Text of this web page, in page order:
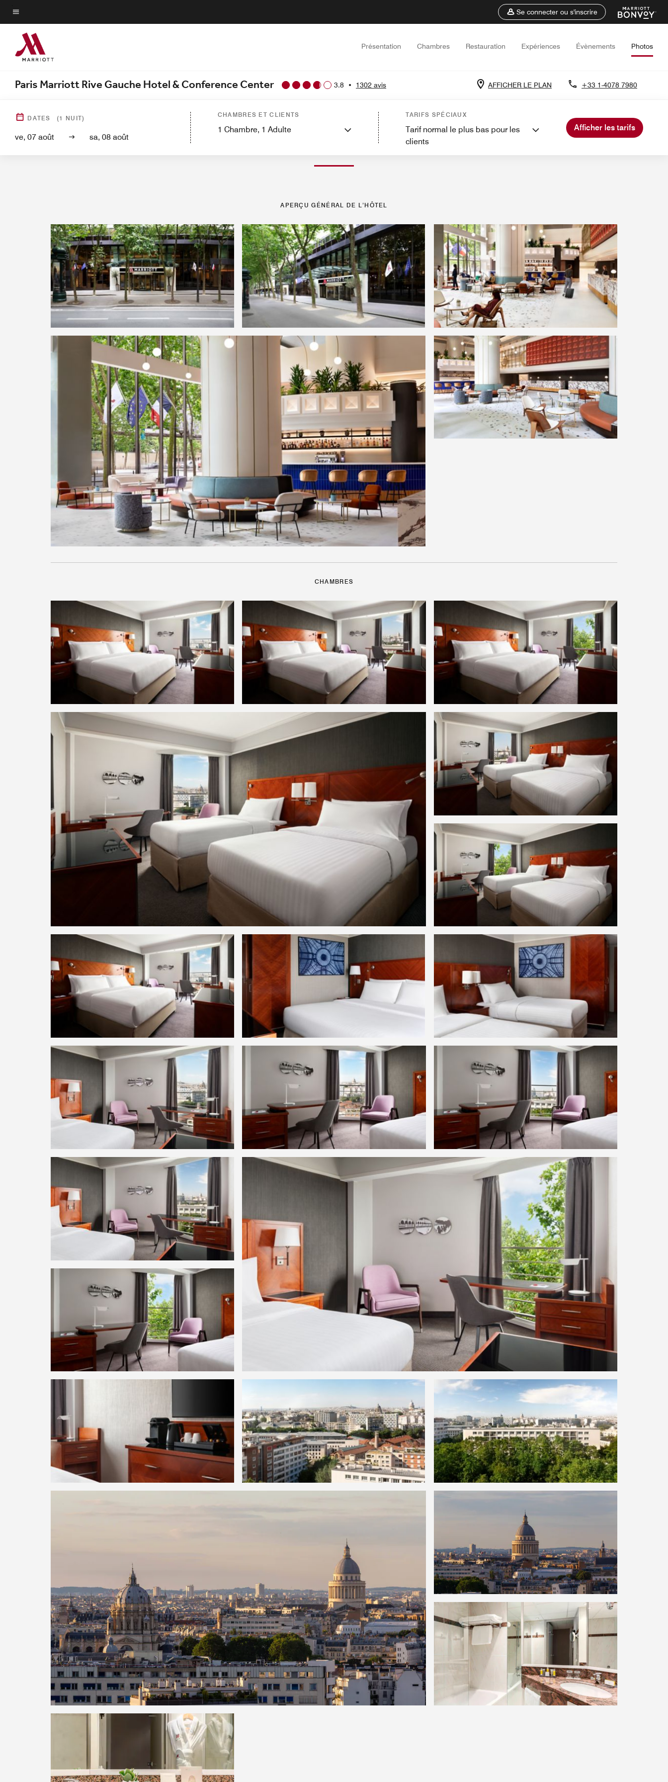
Skip
to
main
content
Texte du menu
Se connecter ou s'inscrire
Présentation Chambres Restauration Expériences Évènements Photos
Paris Marriott Rive Gauche Hotel & Conference Center 3.8 • 1302 avis AFFICHER LE PLAN +33 1-4078 7980
DATES (1 NUIT)
ve, 07 août sa, 08 août
CHAMBRES ET CLIENTS
1 Chambre, 1 Adulte
TARIFS SPÉCIAUX
Tarif normal le plus bas pour les
clients
Afficher les tarifs
Chambres Suites ServicesCaractéristiques Sports et loisirs Sites touristiques à proximité
APERÇU GÉNÉRAL DE L’HÔTEL
CHAMBRES